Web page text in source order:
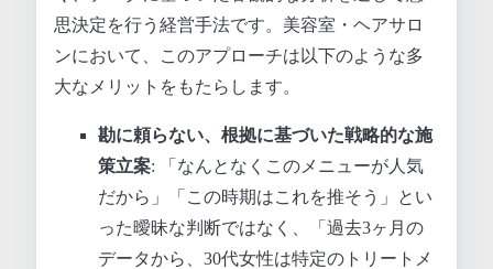
思決定を行う経営手法です。美容室・ヘアサロ
ンにおいて、このアプローチは以下のような多
大なメリットをもたらします。
勘に頼らない、根拠に基づいた戦略的な施
策立案: 「なんとなくこのメニューが人気
だから」「この時期はこれを推そう」とい
った曖昧な判断ではなく、「過去3ヶ月の
データから、30代女性は特定のトリートメ